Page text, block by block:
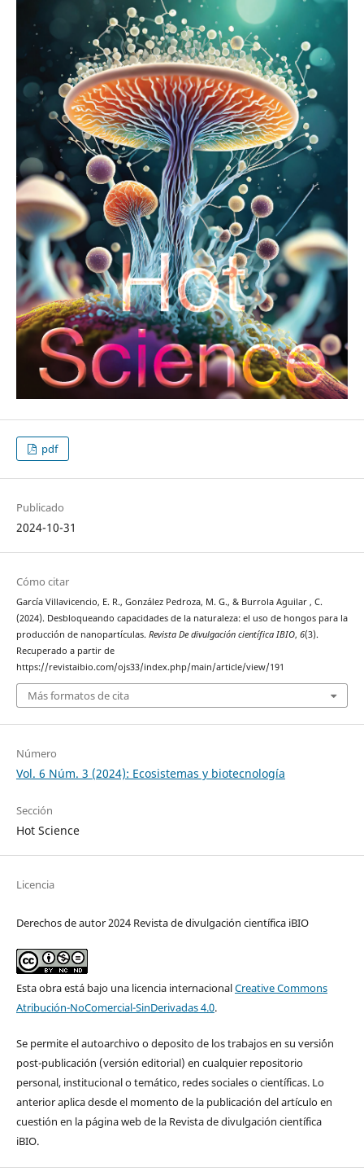
pdf
Publicado
2024-10-31
Cómo citar
García Villavicencio, E. R., González Pedroza, M. G., & Burrola Aguilar , C.
(2024). Desbloqueando capacidades de la naturaleza: el uso de hongos para la
producción de nanopartículas. Revista De divulgación científica IBIO, 6(3).
Recuperado a partir de
https://revistaibio.com/ojs33/index.php/main/article/view/191
Más formatos de cita
Número
Vol. 6 Núm. 3 (2024): Ecosistemas y biotecnología
Sección
Hot Science
Licencia
Derechos de autor 2024 Revista de divulgación científica iBIO
Esta obra está bajo una licencia internacionalCreative Commons
Atribución-NoComercial-SinDerivadas 4.0.
Se permite el autoarchivo o deposito de los trabajos en su versi´ón
post-publicación (versión editorial) en cualquier repositorio
personal, institucional o temático, redes sociales o científicas. Lo
anterior aplica desde el momento de la publicación del artículo en
cuestión en la página web de la Revista de divulgación científica
iBIO.